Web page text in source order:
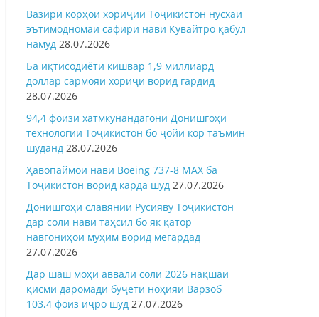
Вазири корҳои хориҷии Тоҷикистон нусхаи
эътимодномаи сафири нави Кувайтро қабул
намуд 28.07.2026
Ба иқтисодиёти кишвар 1,9 миллиард
доллар сармояи хориҷӣ ворид гардид
28.07.2026
94,4 фоизи хатмкунандагони Донишгоҳи
технологии Тоҷикистон бо ҷойи кор таъмин
шуданд 28.07.2026
Ҳавопаймои нави Boeing 737-8 MAX ба
Тоҷикистон ворид карда шуд 27.07.2026
Донишгоҳи славянии Русияву Тоҷикистон
дар соли нави таҳсил бо як қатор
навгониҳои муҳим ворид мегардад
27.07.2026
Дар шаш моҳи аввали соли 2026 нақшаи
қисми даромади буҷети ноҳияи Варзоб
103,4 фоиз иҷро шуд 27.07.2026